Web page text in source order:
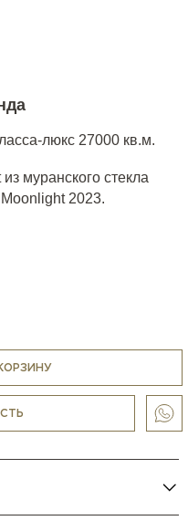
люкс 27000 кв.м.
муранского стекла
2023.